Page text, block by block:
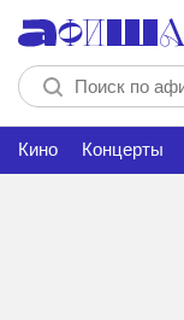
Кино Концерты